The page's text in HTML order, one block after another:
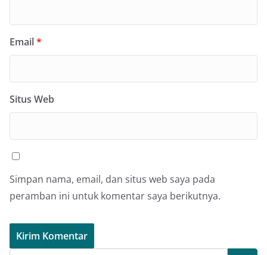
Email*
Situs Web
Simpan nama, email, dan situs web saya pada
peramban ini untuk komentar saya berikutnya.